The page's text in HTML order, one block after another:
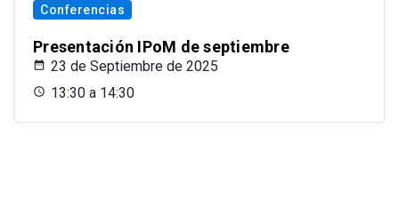
Conferencias
Presentación IPoM de septiembre
23 de Septiembre de 2025
13:30 a 14:30